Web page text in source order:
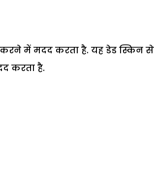
में मदद करता है. यह डेड स्किन
करता है.